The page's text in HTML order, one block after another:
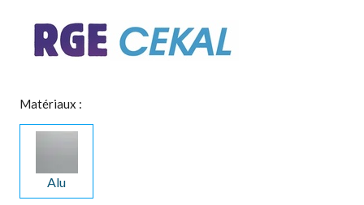
Matériaux :
Alu